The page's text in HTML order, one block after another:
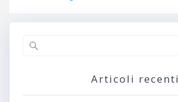
Articoli recenti